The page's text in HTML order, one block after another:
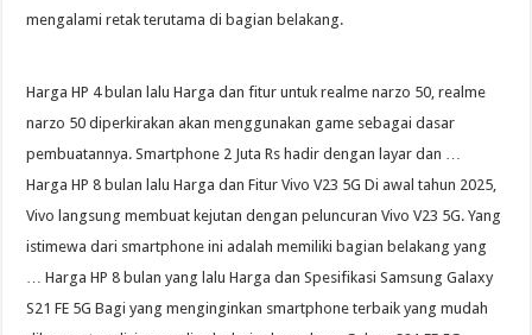
mengalami retak terutama di bagian belakang.
Harga HP 4 bulan lalu Harga dan fitur untuk realme narzo 50, realme
narzo 50 diperkirakan akan menggunakan game sebagai dasar
pembuatannya. Smartphone 2 Juta Rs hadir dengan layar dan …
Harga HP 8 bulan lalu Harga dan Fitur Vivo V23 5G Di awal tahun 2025,
Vivo langsung membuat kejutan dengan peluncuran Vivo V23 5G. Yang
istimewa dari smartphone ini adalah memiliki bagian belakang yang
… Harga HP 8 bulan yang lalu Harga dan Spesifikasi Samsung Galaxy
S21 FE 5G Bagi yang menginginkan smartphone terbaik yang mudah